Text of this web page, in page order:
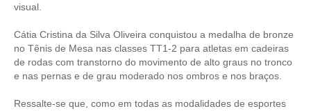
visual.
Cátia Cristina da Silva Oliveira conquistou a medalha de bronze
no Tênis de Mesa nas classes TT1-2 para atletas em cadeiras
de rodas com transtorno do movimento de alto graus no tronco
e nas pernas e de grau moderado nos ombros e nos braços.
Ressalte-se que, como em todas as modalidades de esportes